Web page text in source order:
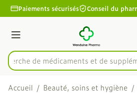
Aller au contenu
1 de 1
Paiements sécurisés Conseil du
Menu
Rechercherde médicaments et de
Accueil / Beauté, soins et hygiène /